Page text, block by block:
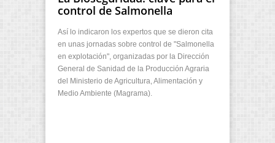
control de Salmonella
Así lo indicaron los expertos que se dieron cita
en unas jornadas sobre control de "Salmonella
en explotación", organizadas por la Dirección
General de Sanidad de la Producción Agraria
del Ministerio de Agricultura, Alimentación y
Medio Ambiente (Magrama).